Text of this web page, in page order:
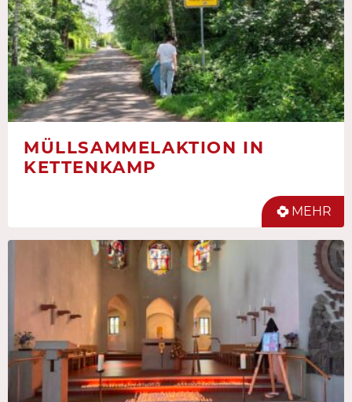
MÜLLSAMMELAKTION IN
KETTENKAMP
MEHR